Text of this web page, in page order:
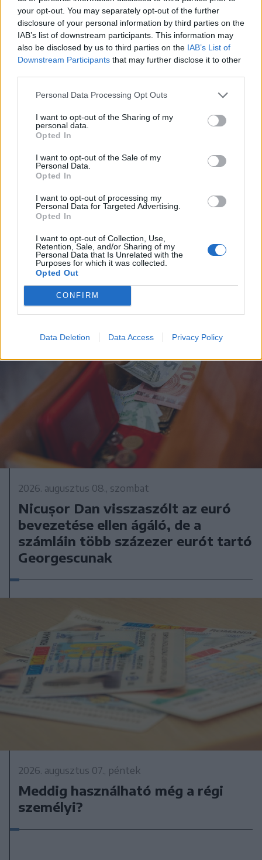
your opt-out. You may separately opt-out of the further
disclosure of your personal information by third parties on the
IAB’s list of downstream participants. This information may
also be disclosed by us to third parties on the IAB’s List of
Downstream Participants that may further disclose it to other
Personal Data Processing Opt Outs
I want to opt-out of the Sharing of my
personal data.
Opted In
I want to opt-out of the Sale of my
Personal Data.
Opted In
I want to opt-out of processing my
Personal Data for Targeted Advertising.
Opted In
I want to opt-out of Collection, Use,
Retention, Sale, and/or Sharing of my
Personal Data that Is Unrelated with the
Purposes for which it was collected.
Opted Out
CONFIRM
Data Deletion Data Access Privacy Policy
2026. augusztus 08., szombat
Haladnak az uszályok
elsüllyesztésével, tovább csökkent
a Duna vízállása Cernavodánál
2026. augusztus 08., szombat
Nicușor Dan visszaszólt az euró
bevezetése ellen ágáló, de a
számláin több százezer eurót tartó
Georgescunak
2026. augusztus 07., péntek
Meddig használható még a régi
személyi?